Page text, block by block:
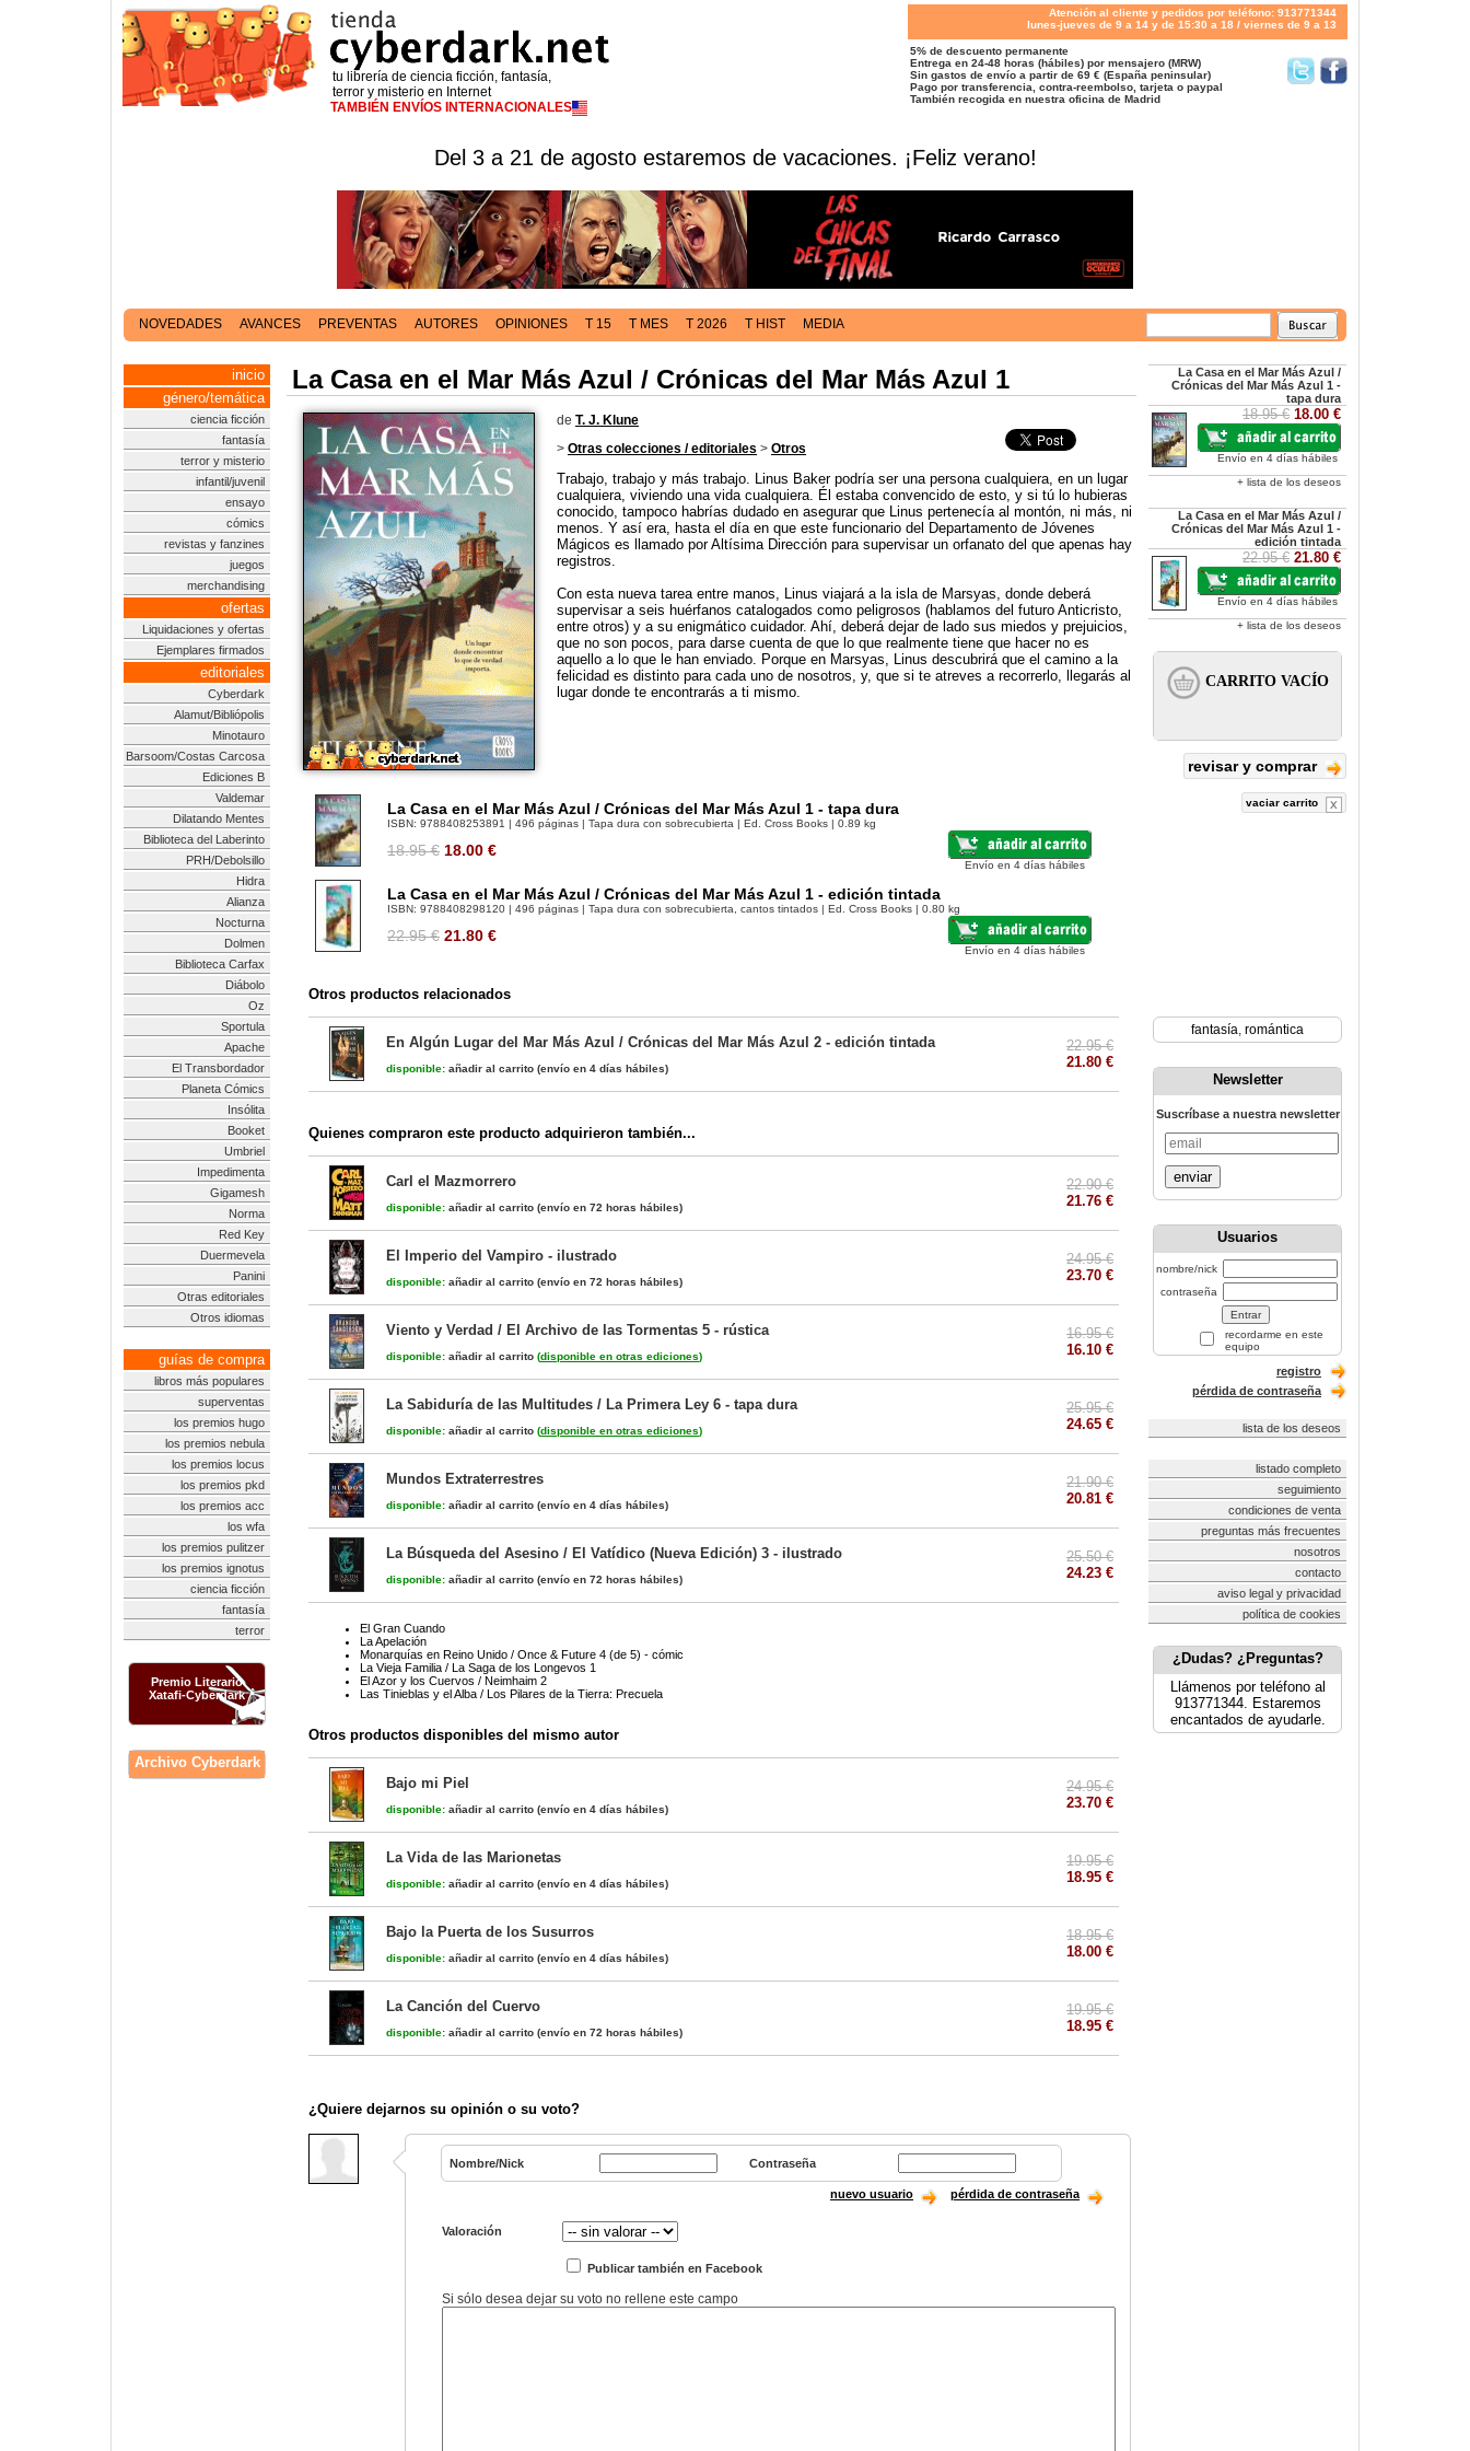
tu librería de ciencia ficción, fantasía,
terror y misterio en Internet
TAMBIÉN ENVÍOS INTERNACIONALES
Atención al cliente y pedidos por teléfono: 913771344
lunes-jueves de 9 a 14 y de 15:30 a 18 / viernes de 9 a 13
5% de descuento permanente
Entrega en 24-48 horas (hábiles) por mensajero (MRW)
Sin gastos de envío a partir de 69 € (España peninsular)
Pago por transferencia, contra-reembolso, tarjeta o paypal
También recogida en nuestra oficina de Madrid
Del 3 a 21 de agosto estaremos de vacaciones. ¡Feliz verano!
NOVEDADES AVANCES PREVENTAS AUTORES OPINIONES T 15 T MES T 2026 T HIST MEDIA
inicio
género/temática
ciencia ficción
fantasía
terror y misterio
infantil/juvenil
ensayo
cómics
revistas y fanzines
juegos
merchandising
ofertas
Liquidaciones y ofertas
Ejemplares firmados
editoriales
Cyberdark
Alamut/Bibliópolis
Minotauro
Barsoom/Costas Carcosa
Ediciones B
Valdemar
Dilatando Mentes
Biblioteca del Laberinto
PRH/Debolsillo
Hidra
Alianza
Nocturna
Dolmen
Biblioteca Carfax
Diábolo
Oz
Sportula
Apache
El Transbordador
Planeta Cómics
Insólita
Booket
Umbriel
Impedimenta
Gigamesh
Norma
Red Key
Duermevela
Panini
Otras editoriales
Otros idiomas
guías de compra
libros más populares
superventas
los premios hugo
los premios nebula
los premios locus
los premios pkd
los premios acc
los wfa
los premios pulitzer
los premios ignotus
ciencia ficción
fantasía
terror
Premio Literario
Xatafi-Cyberdark
Archivo Cyberdark
La Casa en el Mar Más Azul / Crónicas del Mar Más Azul 1
de T. J. Klune
> Otras colecciones / editoriales > Otros
Trabajo, trabajo y más trabajo. Linus Baker podría ser una persona cualquiera, en un lugar
cualquiera, viviendo una vida cualquiera. Él estaba convencido de esto, y si tú lo hubieras
conocido, tampoco habrías dudado en asegurar que Linus pertenecía al montón, ni más, ni
menos. Y así era, hasta el día en que este funcionario del Departamento de Jóvenes
Mágicos es llamado por Altísima Dirección para supervisar un orfanato del que apenas hay
registros.
Con esta nueva tarea entre manos, Linus viajará a la isla de Marsyas, donde deberá
supervisar a seis huérfanos catalogados como peligrosos (hablamos del futuro Anticristo,
entre otros) y a su enigmático cuidador. Ahí, deberá dejar de lado sus miedos y prejuicios,
que no son pocos, para darse cuenta de que lo que realmente tiene que hacer no es
aquello a lo que le han enviado. Porque en Marsyas, Linus descubrirá que el camino a la
felicidad es distinto para cada uno de nosotros, y, que si te atreves a recorrerlo, llegarás al
lugar donde te encontrarás a ti mismo.
La Casa en el Mar Más Azul / Crónicas del Mar Más Azul 1 - tapa dura
ISBN: 9788408253891 | 496 páginas | Tapa dura con sobrecubierta | Ed. Cross Books | 0.89 kg
18.95 € 18.00 €
Envío en 4 días hábiles
La Casa en el Mar Más Azul / Crónicas del Mar Más Azul 1 - edición tintada
ISBN: 9788408298120 | 496 páginas | Tapa dura con sobrecubierta, cantos tintados | Ed. Cross Books | 0.80 kg
22.95 € 21.80 €
Envío en 4 días hábiles
Otros productos relacionados
En Algún Lugar del Mar Más Azul / Crónicas del Mar Más Azul 2 - edición tintada
disponible: añadir al carrito (envío en 4 días hábiles)
22.95 €
21.80 €
Quienes compraron este producto adquirieron también...
Carl el Mazmorrero
disponible: añadir al carrito (envío en 72 horas hábiles)
22.90 €
21.76 €
El Imperio del Vampiro - ilustrado
disponible: añadir al carrito (envío en 72 horas hábiles)
24.95 €
23.70 €
Viento y Verdad / El Archivo de las Tormentas 5 - rústica
disponible: añadir al carrito (disponible en otras ediciones)
16.95 €
16.10 €
La Sabiduría de las Multitudes / La Primera Ley 6 - tapa dura
disponible: añadir al carrito (disponible en otras ediciones)
25.95 €
24.65 €
Mundos Extraterrestres
disponible: añadir al carrito (envío en 4 días hábiles)
21.90 €
20.81 €
La Búsqueda del Asesino / El Vatídico (Nueva Edición) 3 - ilustrado
disponible: añadir al carrito (envío en 72 horas hábiles)
25.50 €
24.23 €
El Gran Cuando
La Apelación
Monarquías en Reino Unido / Once & Future 4 (de 5) - cómic
La Vieja Familia / La Saga de los Longevos 1
El Azor y los Cuervos / Neimhaim 2
Las Tinieblas y el Alba / Los Pilares de la Tierra: Precuela
Otros productos disponibles del mismo autor
Bajo mi Piel
disponible: añadir al carrito (envío en 4 días hábiles)
24.95 €
23.70 €
La Vida de las Marionetas
disponible: añadir al carrito (envío en 4 días hábiles)
19.95 €
18.95 €
Bajo la Puerta de los Susurros
disponible: añadir al carrito (envío en 4 días hábiles)
18.95 €
18.00 €
La Canción del Cuervo
disponible: añadir al carrito (envío en 72 horas hábiles)
19.95 €
18.95 €
¿Quiere dejarnos su opinión o su voto?
Nombre/Nick Contraseña
nuevo usuario pérdida de contraseña
Valoración
Publicar también en Facebook
Si sólo desea dejar su voto no rellene este campo
La Casa en el Mar Más Azul /
Crónicas del Mar Más Azul 1 -
tapa dura
18.95 € 18.00 €
Envío en 4 días hábiles
+ lista de los deseos
La Casa en el Mar Más Azul /
Crónicas del Mar Más Azul 1 -
edición tintada
22.95 € 21.80 €
Envío en 4 días hábiles
+ lista de los deseos
revisar y comprar
vaciar carrito
fantasía, romántica
Newsletter
Suscríbase a nuestra newsletter
enviar
Usuarios
nombre/nick
contraseña
recordarme en este
equipo
registro
pérdida de contraseña
lista de los deseos
listado completo
seguimiento
condiciones de venta
preguntas más frecuentes
nosotros
contacto
aviso legal y privacidad
política de cookies
¿Dudas? ¿Preguntas?
Llámenos por teléfono al
913771344. Estaremos
encantados de ayudarle.